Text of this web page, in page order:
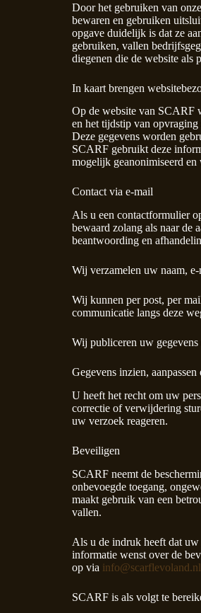
Door het gebruiken van
bewaren en gebruiken
opgave duidelijk is dat ze
gebruiken, vallen
diegenen die de website als
In kaart brengen
Op de website van SCARF
en het tijdstip van opvraging
Deze gegevens worden
SCARF gebruikt deze
mogelijk geanonimiseerd en
Contact via e-mail
Als u een contactformulier
bewaard zolang als naar de
beantwoording en
Wij verzamelen uw naam,
Wij kunnen per post, per
communicatie langs deze
Wij publiceren uw gegevens
Gegevens inzien,
U heeft het recht om uw
correctie of verwijdering
uw verzoek reageren.
Beveiligen
SCARF neemt de
onbevoegde toegang,
maakt gebruik van een
vallen.
Als u de indruk heeft dat
informatie wenst over de
op via info@scarflevoland.nl
SCARF is als volgt te